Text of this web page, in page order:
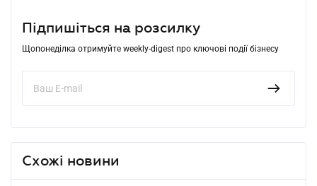
Підпишіться на розсилку
Щопонеділка отримуйте weekly-digest про ключові події бізнесу
Схожі новини